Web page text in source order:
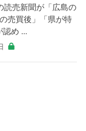
読売新聞が「広島の
売買後」「県が特
め ...